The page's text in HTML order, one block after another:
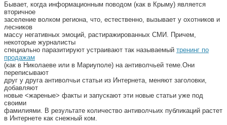
Бывает, когда информационным поводом (как в Крыму) является
вторичное
заселение волком региона, что, естественно, вызывает у охотников и
лесников
массу негативных эмоций, растиражированных СМИ. Причем,
некоторые журналисты
специально паразитируют устраивают так называемый тренинг по
продажам
(как в Николаеве или в Мариуполе) на антиволчьей теме.Они
переписывают
друг у друга антиволчьи статьи из Интернета, меняют заголовки,
добавляют
новые <жареные> факты и запускают эти новые статьи уже под
своими
фамилиями. В результате количество антиволчьих публикаций растет
в Интернете как снежный ком.